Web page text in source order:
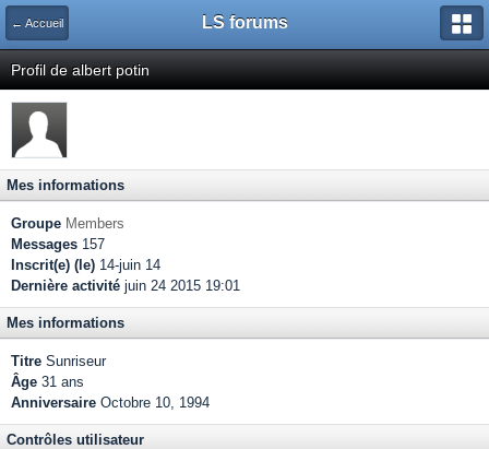
← Accueil LS forums
Profil de albert potin
Mes informations
Groupe Members
Messages 157
Inscrit(e) (le) 14-juin 14
Dernière activité juin 24 2015 19:01
Mes informations
Titre Sunriseur
Âge 31 ans
Anniversaire Octobre 10, 1994
Contrôles utilisateur